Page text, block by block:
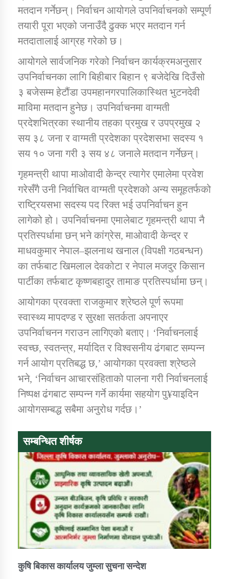
मतदान गर्नेछन्। निर्वाचन आयोगले उपनिर्वाचनको सम्पूर्ण
तयारी पूरा भएको जनाउँदै ढुक्क भएर मतदान गर्न
मतदातालाई आग्रह गरेको छ।
आयोगले सार्वजनिक गरेको निर्वाचन कार्यक्रमअनुसार
उपनिर्वाचनका लागि बिहीबार बिहान ९ बजेदेखि दिउँसो
३ बजेसम्म हेटौंडा उपमहानगरपालिकास्थित भुटनदेवी
माविमा मतदान हुनेछ। उपनिर्वाचनमा वाग्मती
प्रदेशभित्रका स्थानीय तहका प्रमुख र उपप्रमुख २
सय ३८ जना र वाग्मती प्रदेशका प्रदेशसभा सदस्य १
सय १० जना गरी ३ सय ४८ जनाले मतदान गर्नेछन्।
गृहमन्त्री थापा माओवादी केन्द्र त्यागेर एमालेमा प्रवेश
गरेसँगै उनी निर्वाचित वाग्मती प्रदेशको अन्य समूहतर्फको
राष्ट्रियसभा सदस्य पद रिक्त भई उपनिर्वाचन हुन
लागेको हो। उपनिर्वाचनमा एमालेबाट गृहमन्त्री थापा नै
प्रतिस्पर्धामा छन् भने कांग्रेस, माओवादी केन्द्र र
माधवकुमार नेपाल–झलनाथ खनाल (विपक्षी गठबन्धन)
का तर्फबाट खिमलाल देवकोटा र नेपाल मजदुर किसान
पार्टीका तर्फबाट कृष्णबहादुर तामाङ प्रतिस्पर्धामा छन्।
आयोगका प्रवक्ता राजकुमार श्रेष्ठले पूर्ण रूपमा
स्वास्थ्य मापदण्ड र सुरक्षा सतर्कता अपनाएर
उपनिर्वाचनन गराउन लागिएको बताए। ‘निर्वाचनलाई
स्वच्छ, स्वतन्त्र, मर्यादित र विश्वसनीय ढंगबाट सम्पन्न
गर्न आयोग प्रतिबद्ध छ,’ आयोगका प्रवक्ता श्रेष्ठले
भने, ‘निर्वाचन आचारसंहिताको पालना गरी निर्वाचनलाई
निष्पक्ष ढंगबाट सम्पन्न गर्ने कार्यमा सहयोग पु¥याइदिन
आयोगसम्बद्ध सबैमा अनुरोध गर्दछ।’
सम्बन्धित शीर्षक
कुषि बिकास कार्यालय जुम्ला सुचना सन्देश